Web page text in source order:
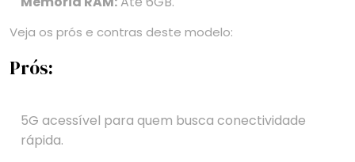
Veja os prós e contras deste modelo:
Prós:
5G acessível para quem busca conectividade
rápida.